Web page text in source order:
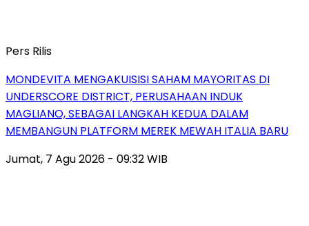
Pers Rilis
MONDEVITA MENGAKUISISI SAHAM MAYORITAS DI
UNDERSCORE DISTRICT, PERUSAHAAN INDUK
MAGLIANO, SEBAGAI LANGKAH KEDUA DALAM
MEMBANGUN PLATFORM MEREK MEWAH ITALIA BARU
Jumat, 7 Agu 2026 - 09:32 WIB